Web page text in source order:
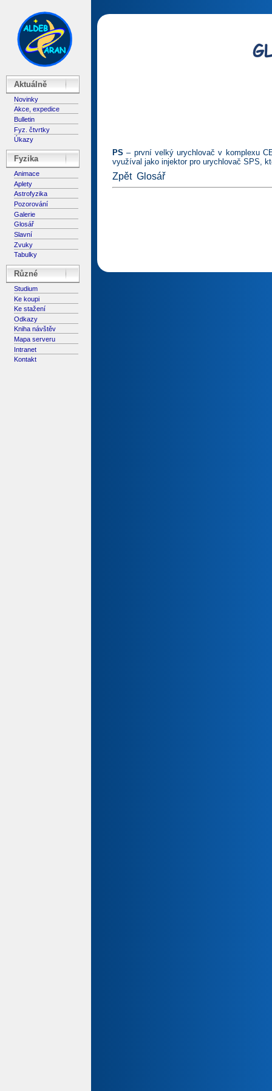
Aktuálně
Novinky
Akce, expedice
Bulletin
Fyz. čtvrtky
Úkazy
Fyzika
Animace
Aplety
Astrofyzika
Pozorování
Galerie
Glosář
Slavní
Zvuky
Tabulky
Různé
Studium
Ke koupi
Ke stažení
Odkazy
Kniha návštěv
Mapa serveru
Intranet
Kontakt
PS – první velký urychlovač v komplexu
využíval jako injektor pro urychlovač SPS,
Zpět Glosář